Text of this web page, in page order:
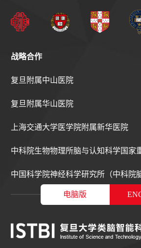
战略合作
复旦附属中山医院
复旦附属华山医院
上海交通大学医学院附属新华医院
中科院生物物理所脑与认知科学国家
中国科学院神经科学研究所（中科院
电脑版